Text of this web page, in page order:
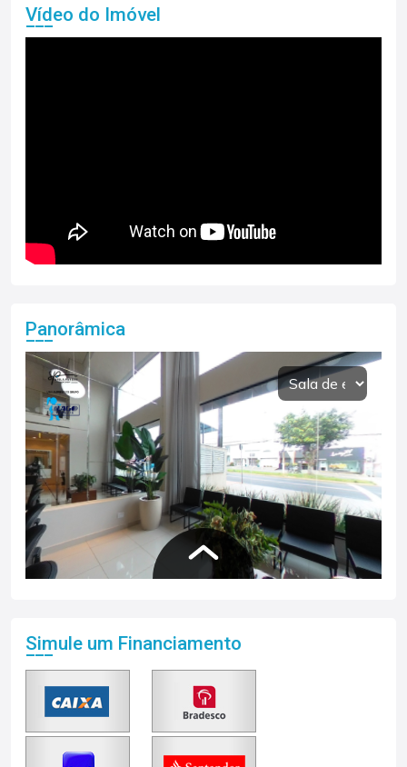
Vídeo do Imóvel
Panorâmica
Simule um Financiamento